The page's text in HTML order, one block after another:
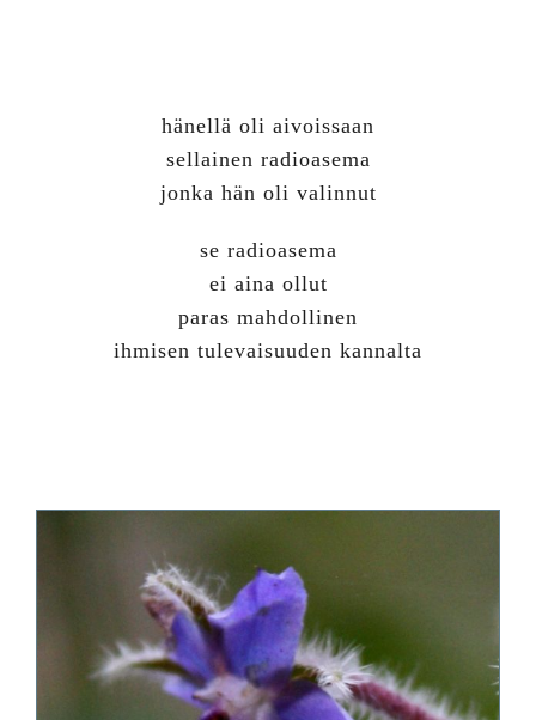
hänellä oli aivoissaan
sellainen radioasema
jonka hän oli valinnut
se radioasema
ei aina ollut
paras mahdollinen
ihmisen tulevaisuuden kannalta